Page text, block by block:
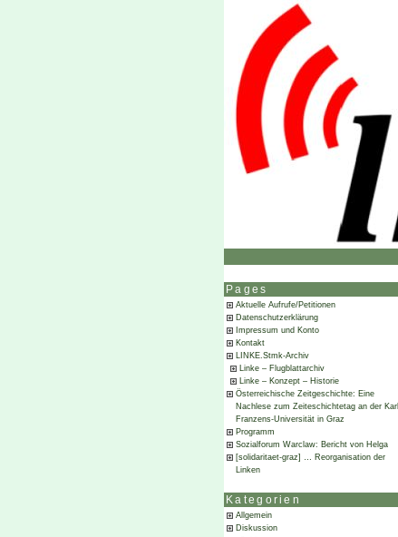
Pages
Aktuelle Aufrufe/Petitionen
Datenschutzerklärung
Impressum und Konto
Kontakt
LINKE.Stmk-Archiv
Linke – Flugblattarchiv
Linke – Konzept – Historie
Österreichische Zeitgeschichte: Eine
Nachlese zum Zeiteschichtetag an der
Franzens-Universität in Graz
Programm
Sozialforum Warclaw: Bericht von Helga
[solidaritaet-graz] … Reorganisation der
Linken
Kategorien
Allgemein
Diskussion